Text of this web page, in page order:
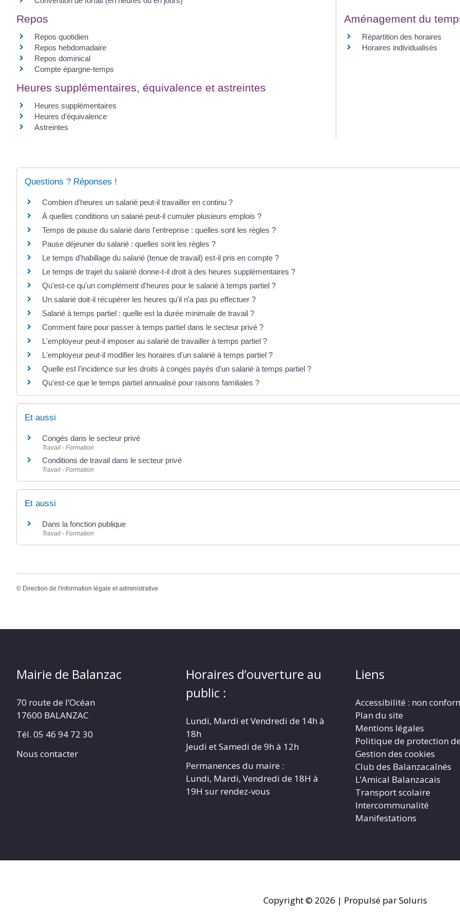
Repos
Repos quotidien
Repos hebdomadaire
Repos dominical
Compte épargne-temps
Aménagement du
Répartition des horaires
Horaires individualisés
Heures supplémentaires, équivalence et astreintes
Heures supplémentaires
Heures d'équivalence
Astreintes
Questions ? Réponses !
Combien d'heures un salarié peut-il travailler en continu ?
À quelles conditions un salarié peut-il cumuler plusieurs emplois ?
Temps de pause du salarié dans l'entreprise : quelles sont les règles ?
Pause déjeuner du salarié : quelles sont les règles ?
Le temps d'habillage du salarié (tenue de travail) est-il pris en compte ?
Le temps de trajet du salarié donne-t-il droit à des heures supplémentaires ?
Qu'est-ce qu'un complément d'heures pour le salarié à temps partiel ?
Un salarié doit-il récupérer les heures qu'il n'a pas pu effectuer ?
Salarié à temps partiel : quelle est la durée minimale de travail ?
Comment faire pour passer à temps partiel dans le secteur privé ?
L'employeur peut-il imposer au salarié de travailler à temps partiel ?
L'employeur peut-il modifier les horaires d'un salarié à temps partiel ?
Quelle est l'incidence sur les droits à congés payés d'un salarié à temps partiel ?
Qu'est-ce que le temps partiel annualisé pour raisons familiales ?
Et aussi
Congés dans le secteur privé
Travail - Formation
Conditions de travail dans le secteur privé
Travail - Formation
Et aussi
Dans la fonction publique
Travail - Formation
© Direction de l'information légale et administrative
Mairie de Balanzac
70 route de l’Océan
17600 BALANZAC
Tél. 05 46 94 72 30
Nous contacter
Horaires d’ouverture au
public :
Lundi, Mardi et Vendredi de 14h à
18h
Jeudi et Samedi de 9h à 12h
Permanences du maire :
Lundi, Mardi, Vendredi de 18H à
19H sur rendez-vous
Liens
Accessibilité : non
Plan du site
Mentions légales
Politique de protection
Gestion des cookies
Club des Balanzacaînés
L’Amical Balanzacais
Transport scolaire
Intercommunalité
Manifestations
Copyright © 2026 | Propulsé par Soluris